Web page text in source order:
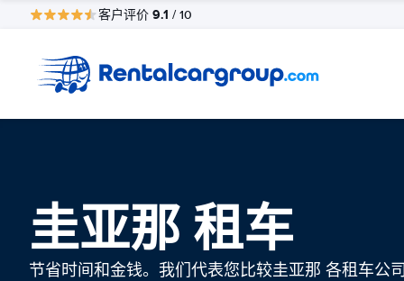
客户评价 9.1 / 10
圭亚那 租车
节省时间和金钱。我们代表您比较圭亚那 各租车公